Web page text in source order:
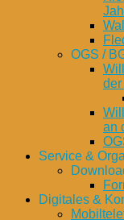
OGS /
der
an
Service &
Digitales &